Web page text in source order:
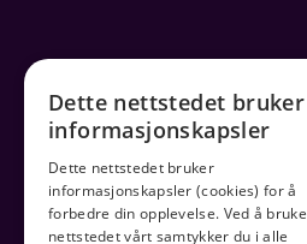
Dette nettstedet bruker
informasjonskapsler
Dette nettstedet bruker
informasjonskapsler (cookies) for å
forbedre din opplevelse. Ved å bruke
nettstedet vårt samtykker du i alle